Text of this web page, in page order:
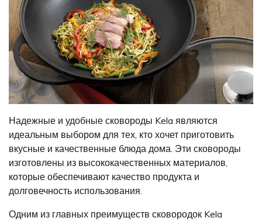
Надежные и удобные сковороды Kela являются
идеальным выбором для тех, кто хочет приготовить
вкусные и качественные блюда дома. Эти сковороды
изготовлены из высококачественных материалов,
которые обеспечивают качество продукта и
долговечность использования.
Одним из главных преимуществ сковородок Kela